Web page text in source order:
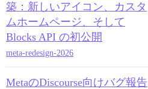
築：新しいアイコン、カスタ
ムホームページ、そして
Blocks API の初公開
meta-redesign-2026
MetaのDiscourse向けバグ報告